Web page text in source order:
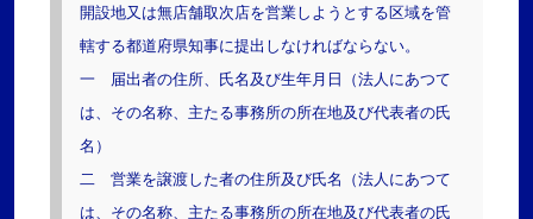
開設地又は無店舗取次店を営業しようとする区域を管
轄する都道府県知事に提出しなければならない。
一 届出者の住所、氏名及び生年月日（法人にあつて
は、その名称、主たる事務所の所在地及び代表者の氏
名）
二 営業を譲渡した者の住所及び氏名（法人にあつて
は、その名称、主たる事務所の所在地及び代表者の氏